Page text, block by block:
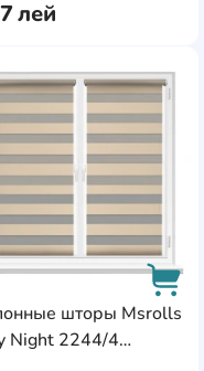
лей
шторы Msrolls
Night 2244/4